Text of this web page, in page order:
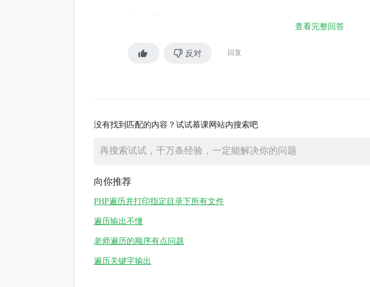
4, node.left=3, node.right=6，它是node=3的父级并提前传递到函
self.root = root
yield node
return traverse(self.root)
Node = namedtuple("Node", "data left right")
"""
查看完整回答
反对 回复
没有找到匹配的内容？试试慕课网站内搜索吧
向你推荐
PHP遍历并打印指定目录下所有文件
遍历输出不懂
老师遍历的顺序有点问题
遍历关键字输出